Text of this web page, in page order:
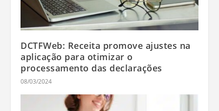
DCTFWeb: Receita promove ajustes na
aplicação para otimizar o
processamento das declarações
08/03/2024